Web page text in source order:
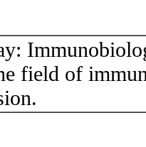
field of